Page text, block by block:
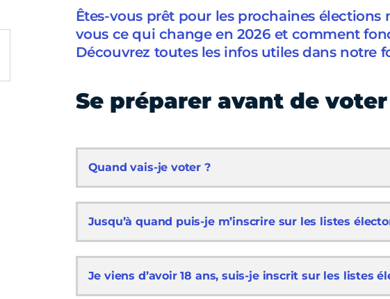
Êtes-vous prêt pour les prochaines élections
vous ce qui change en 2026 et comment
Découvrez toutes les infos utiles dans notre
Se préparer avant de voter
Quand vais-je voter ?
Jusqu’à quand puis-je m’inscrire sur les listes
Je viens d’avoir 18 ans, suis-je inscrit sur les listes